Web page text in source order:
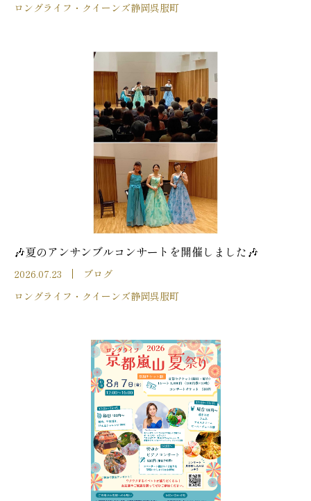
ロングライフ・クイーンズ静岡呉服町
🎶夏のアンサンブルコンサートを開催しました🎶
2026.07.23
ブログ
ロングライフ・クイーンズ静岡呉服町